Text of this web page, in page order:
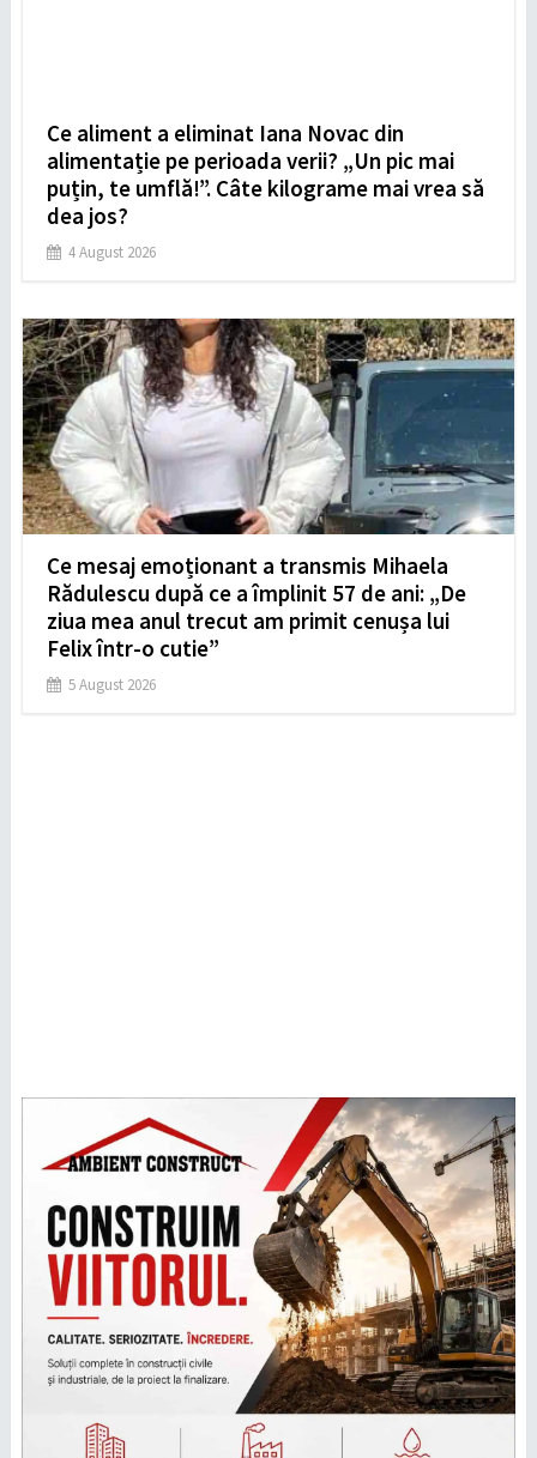
Ce aliment a eliminat Iana Novac din
alimentație pe perioada verii? „Un pic mai
puțin, te umflă!”. Câte kilograme mai vrea să
dea jos?
4 August 2026
Ce mesaj emoționant a transmis Mihaela
Rădulescu după ce a împlinit 57 de ani: „De
ziua mea anul trecut am primit cenușa lui
Felix într-o cutie”
5 August 2026